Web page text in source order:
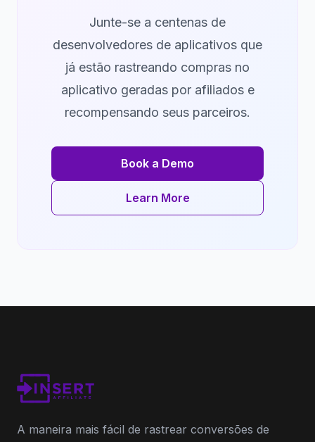
Junte-se a centenas de
desenvolvedores de aplicativos que
já estão rastreando compras no
aplicativo geradas por afiliados e
recompensando seus parceiros.
Book a Demo
Learn More
A maneira mais fácil de rastrear conversões de